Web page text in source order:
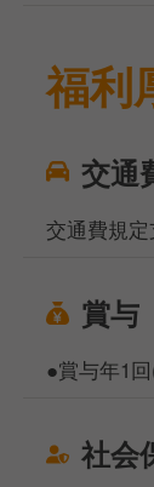
福利
交通
交通費規定
賞与
●賞与年1
社会